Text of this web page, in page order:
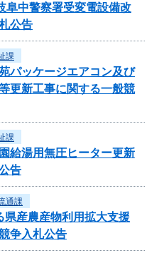
阜中警察署受変電設備改
公告
課
パッケージエアコン及び
更新工事に関する一般競
課
給湯用無圧ヒーター更新
告
通課
県産農産物利用拡大支援
争入札公告